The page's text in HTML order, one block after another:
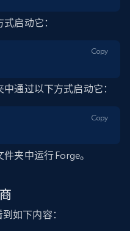
启动它：
Copy
通过以下方式启动它：
Copy
夹中运行 Forge。
如下内容：